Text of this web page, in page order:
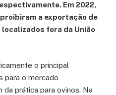
Em 2022,
a exportação de
fora da União
o principal
para o mercado
da prática para ovinos. Na